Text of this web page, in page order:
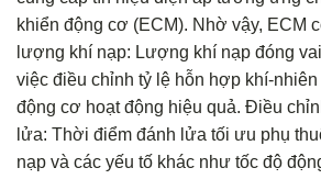
khiển động cơ (ECM). Nhờ vậy, ECM
lượng khí nạp: Lượng khí nạp đóng
việc điều chỉnh tỷ lệ hỗn hợp khí-
động cơ hoạt động hiệu quả. Điều
lửa: Thời điểm đánh lửa tối ưu phụ
nạp và các yếu tố khác như tốc độ